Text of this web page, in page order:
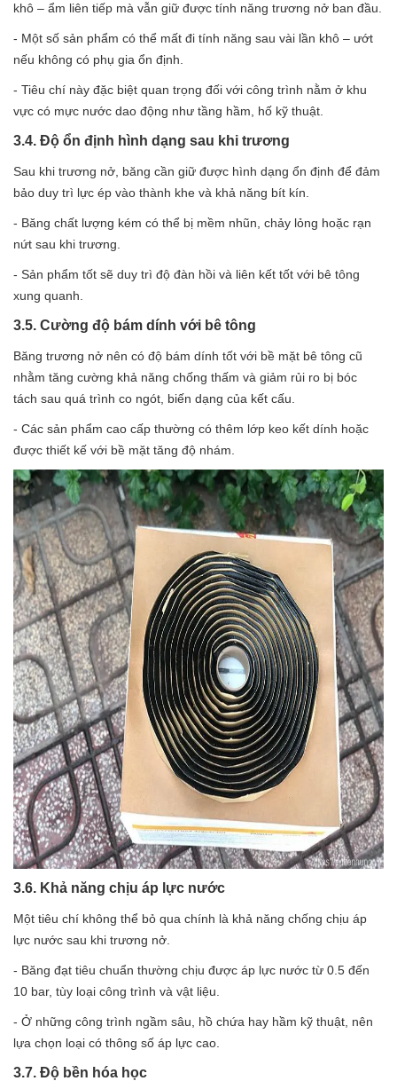
khô – ẩm liên tiếp mà vẫn giữ được tính năng trương nở ban đầu.
- Một số sản phẩm có thể mất đi tính năng sau vài lần khô – ướt
nếu không có phụ gia ổn định.
- Tiêu chí này đặc biệt quan trọng đối với công trình nằm ở khu
vực có mực nước dao động như tầng hầm, hố kỹ thuật.
3.4. Độ ổn định hình dạng sau khi trương
Sau khi trương nở, băng cần giữ được hình dạng ổn định để đảm
bảo duy trì lực ép vào thành khe và khả năng bít kín.
- Băng chất lượng kém có thể bị mềm nhũn, chảy lỏng hoặc rạn
nứt sau khi trương.
- Sản phẩm tốt sẽ duy trì độ đàn hồi và liên kết tốt với bê tông
xung quanh.
3.5. Cường độ bám dính với bê tông
Băng trương nở nên có độ bám dính tốt với bề mặt bê tông cũ
nhằm tăng cường khả năng chống thấm và giảm rủi ro bị bóc
tách sau quá trình co ngót, biến dạng của kết cấu.
- Các sản phẩm cao cấp thường có thêm lớp keo kết dính hoặc
được thiết kế với bề mặt tăng độ nhám.
3.6. Khả năng chịu áp lực nước
Một tiêu chí không thể bỏ qua chính là khả năng chống chịu áp
lực nước sau khi trương nở.
- Băng đạt tiêu chuẩn thường chịu được áp lực nước từ 0.5 đến
10 bar, tùy loại công trình và vật liệu.
- Ở những công trình ngầm sâu, hồ chứa hay hầm kỹ thuật, nên
lựa chọn loại có thông số áp lực cao.
3.7. Độ bền hóa học